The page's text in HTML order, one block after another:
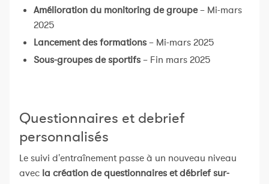
Amélioration du monitoring de groupe– Mi-mars
2025
Lancement des formations– Mi-mars 2025
Sous-groupes de sportifs– Fin mars 2025
Questionnaires et debrief
personnalisés
Le suivi d'entraînement passe à un nouveau niveau
avec la création de questionnaires et débrief sur-